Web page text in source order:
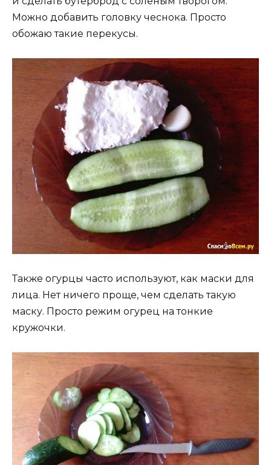
Можно добавить головку чеснока. Просто
обожаю такие перекусы.
Также огурцы часто используют, как маски для
лица. Нет ничего проще, чем сделать такую
маску. Просто режим огурец на тонкие
кружочки.